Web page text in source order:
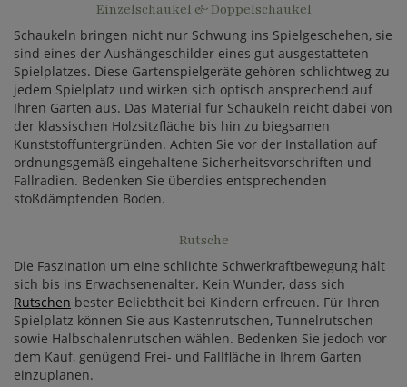
Einzelschaukel & Doppelschaukel
Schaukeln bringen nicht nur Schwung ins Spielgeschehen, sie
sind eines der Aushängeschilder eines gut ausgestatteten
Spielplatzes. Diese Gartenspielgeräte gehören schlichtweg zu
jedem Spielplatz und wirken sich optisch ansprechend auf
Ihren Garten aus. Das Material für Schaukeln reicht dabei von
der klassischen Holzsitzfläche bis hin zu biegsamen
Kunststoffuntergründen. Achten Sie vor der Installation auf
ordnungsgemäß eingehaltene Sicherheitsvorschriften und
Fallradien. Bedenken Sie überdies entsprechenden
stoßdämpfenden Boden.
Rutsche
Die Faszination um eine schlichte Schwerkraftbewegung hält
sich bis ins Erwachsenenalter. Kein Wunder, dass sich
Rutschen bester Beliebtheit bei Kindern erfreuen. Für Ihren
Spielplatz können Sie aus Kastenrutschen, Tunnelrutschen
sowie Halbschalenrutschen wählen. Bedenken Sie jedoch vor
dem Kauf, genügend Frei- und Fallfläche in Ihrem Garten
einzuplanen.